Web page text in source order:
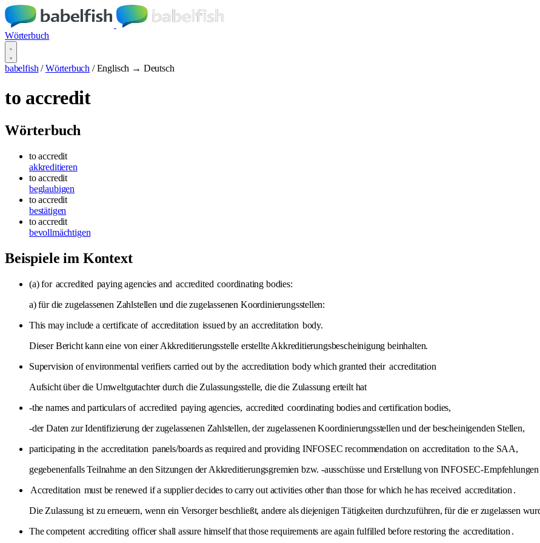
Wörterbuch
babelfish / Wörterbuch / Englisch → Deutsch
to accredit
Wörterbuch
to accredit
akkreditieren
to accredit
beglaubigen
to accredit
bestätigen
to accredit
bevollmächtigen
Beispiele im Kontext
(a) for accredited paying agencies and accredited coordinating bodies:
a) für die zugelassenen Zahlstellen und die zugelassenen Koordinierungsstellen:
This may include a certificate of accreditation issued by an accreditation body.
Dieser Bericht kann eine von einer Akkreditierungsstelle erstellte Akkreditierungsbescheinigung beinhalten.
Supervision of environmental verifiers carried out by the accreditation body which granted their accreditation
Aufsicht über die Umweltgutachter durch die Zulassungsstelle, die die Zulassung erteilt hat
-the names and particulars of accredited paying agencies, accredited coordinating bodies and certification bodies,
-der Daten zur Identifizierung der zugelassenen Zahlstellen, der zugelassenen Koordinierungsstellen und der bescheinigenden Stellen,
participating in the accreditation panels/boards as required and providing INFOSEC recommendation on accreditation to the SAA,
gegebenenfalls Teilnahme an den Sitzungen der Akkreditierungsgremien bzw. -ausschüsse und Erstellung von INFOSEC-
Accreditation must be renewed if a supplier decides to carry out activities other than those for which he has received accreditation .
Die Zulassung ist zu erneuern, wenn ein Versorger beschließt, andere als diejenigen Tätigkeiten durchzuführen, für die er zugelassen
The competent accrediting officer shall assure himself that those requirements are again fulfilled before restoring the accreditation .